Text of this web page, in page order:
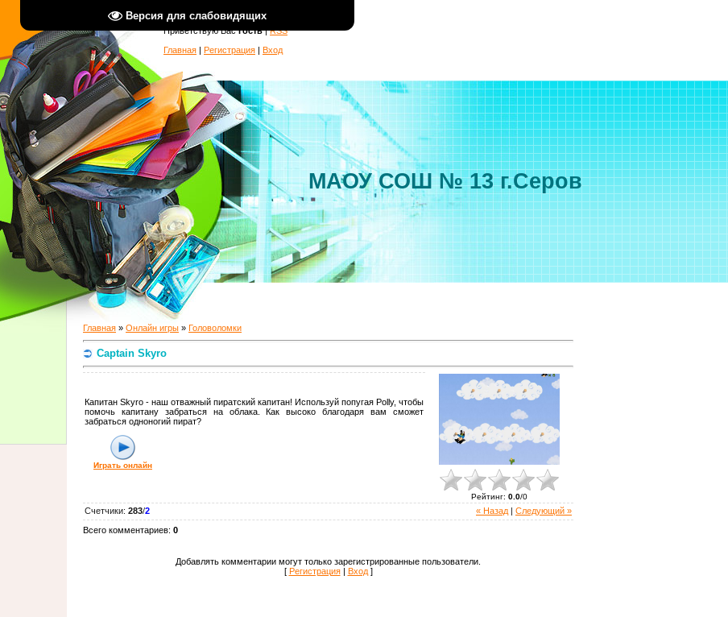
Версия для слабовидящих
Приветствую Вас Гость|RSS
Главная | Регистрация | Вход
МАОУ СОШ № 13 г.Серов
Главная » Онлайн игры » Головоломки
Captain Skyro
Капитан Skyro - наш отважный пиратский капитан! Используй попугая Polly, чтобы
помочь капитану забраться на облака. Как высоко благодаря вам сможет
забраться одноногий пират?
Играть онлайн
Рейтинг: 0.0/0
« Назад Следующий »
Счетчики: 283/2
Всего комментариев: 0
Добавлять комментарии могут только зарегистрированные пользователи.
[ Регистрация| Вход]